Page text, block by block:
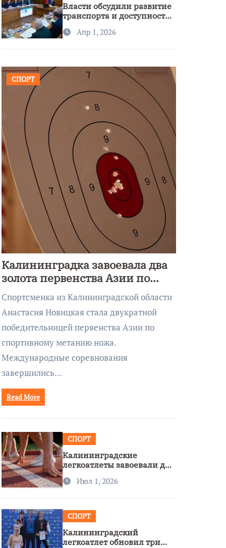
Власти обсудили развитие
транспорта и доступность
Апр 1, 2026
СПОРТ
Калининградка завоевала два
золота первенства Азии по
метанию ножа
Спортсменка из Калининградской области
Анастасия Новицкая стала двукратной
победительницей первенства Азии по
спортивному метанию ножа.
Международные соревнования
завершились…
Read More
СПОРТ
Калининградские
легкоатлеты завоевали две
РоссииИюл 1, 2026
СПОРТ
Калининградский
легкоатлет обновил три